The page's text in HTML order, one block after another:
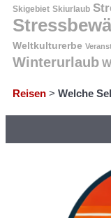
Skigebiet Skiurlaub
Weltkulturerbe
Winterurlaub
Reisen > Welche